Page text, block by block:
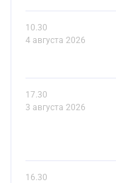
10.30
4 августа 2026
17.30
3 августа 2026
16.30